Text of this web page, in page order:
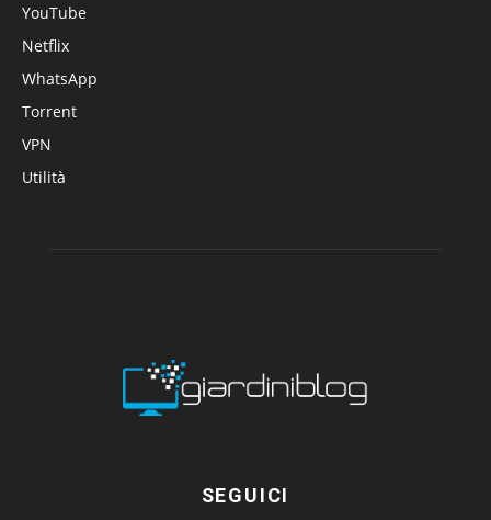
YouTube
Netflix
WhatsApp
Torrent
VPN
Utilità
SEGUICI